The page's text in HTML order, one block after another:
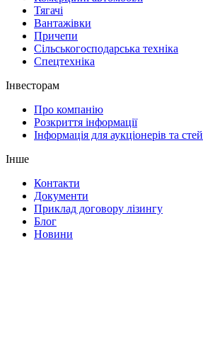
Тягачі
Вантажівки
Причепи
Сільськогосподарська техніка
Спецтехніка
Інвесторам
Про компанію
Розкриття інформації
Інформація для аукціонерів та
Інше
Контакти
Документи
Приклад договору лізингу
Блог
Новини